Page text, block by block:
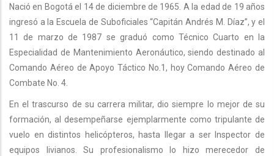
Nació en Bogotá el 14 de diciembre de 1965. A la edad de 19 años
ingresó a la Escuela de Suboficiales “Capitán Andrés M. Díaz”, y el
11 de marzo de 1987 se graduó como Técnico Cuarto en la
Especialidad de Mantenimiento Aeronáutico, siendo destinado al
Comando Aéreo de Apoyo Táctico No.1, hoy Comando Aéreo de
Combate No. 4.
En el trascurso de su carrera militar, dio siempre lo mejor de su
formación, al desempeñarse ejemplarmente como tripulante de
vuelo en distintos helicópteros, hasta llegar a ser Inspector de
equipos livianos. Su profesionalismo lo hizo merecedor de